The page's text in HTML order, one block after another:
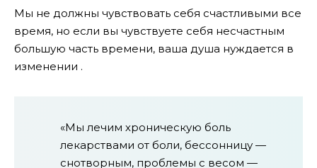
Мы не должны чувствовать себя счастливыми все
время, но если вы чувствуете себя несчастным
большую часть времени, ваша душа нуждается в
изменении .
«Мы лечим хроническую боль
лекарствами от боли, бессонницу —
снотворным, проблемы с весом —